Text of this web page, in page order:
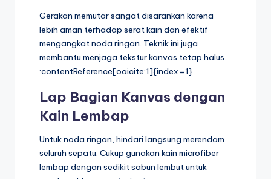
Gerakan memutar sangat disarankan karena
lebih aman terhadap serat kain dan efektif
mengangkat noda ringan. Teknik ini juga
membantu menjaga tekstur kanvas tetap halus.
:contentReference[oaicite:1]{index=1}
Lap Bagian Kanvas dengan
Kain Lembap
Untuk noda ringan, hindari langsung merendam
seluruh sepatu. Cukup gunakan kain microfiber
lembap dengan sedikit sabun lembut untuk